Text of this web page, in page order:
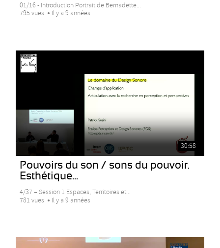
01/16 - Introduction Portrait de Bernadette...
795 vues
Il y a 9 années
30:58
Pouvoirs du son / sons du pouvoir.
Esthétique...
4/37 – Session 1 Espaces, Territoires et...
781 vues
Il y a 9 années